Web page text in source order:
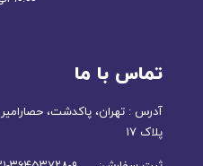
تماس با ما
آدرس : تهران، پاکدشت،
پلاک ۱۷